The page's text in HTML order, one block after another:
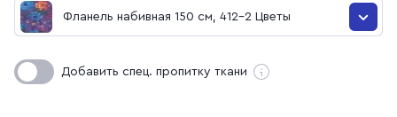
Фланель набивная 150 см, 412-2 Цветы
Фланель набивная 150 см, 180-1 Голубые цветы
Добавить спец. пропитку ткани